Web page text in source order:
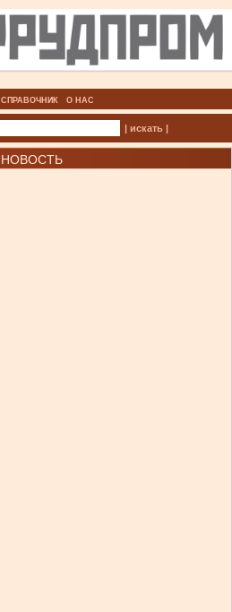
СПРАВОЧНИК О НАС
| искать |
НОВОСТЬ